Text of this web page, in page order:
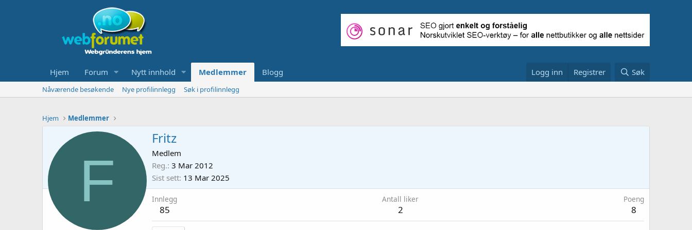
Hjem Forum Nytt innhold Medlemmer Blogg Logg inn Registrer Søk
Nåværende besøkende Nye profilinnlegg Søk i profilinnlegg
Hjem Medlemmer
F
Fritz
Medlem
Reg. 3 Mar 2012
Sist sett 13 Mar 2025
Innlegg
85
Antall liker
2
Poeng
8